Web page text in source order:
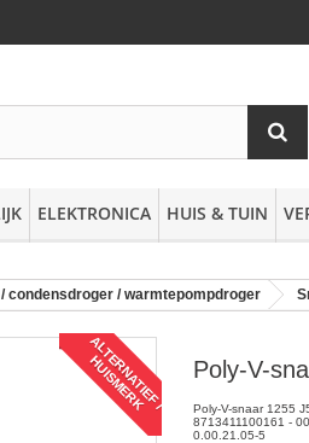
ELEKTRONICA HUIS & TUIN
condensdroger / warmtepompdroger
A
L
T
E
R
N
A
T
I
E
F
/
H
U
I
S
M
E
R
K Poly-V-
Poly-V-snaar 1255
8713411100161 -
0.00.21.05-5